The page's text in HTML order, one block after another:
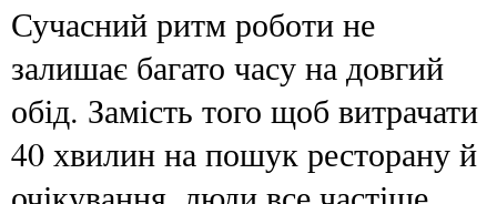
Сучасний ритм роботи не
залишає багато часу на довгий
обід. Замість того щоб витрачати
40 хвилин на пошук ресторану й